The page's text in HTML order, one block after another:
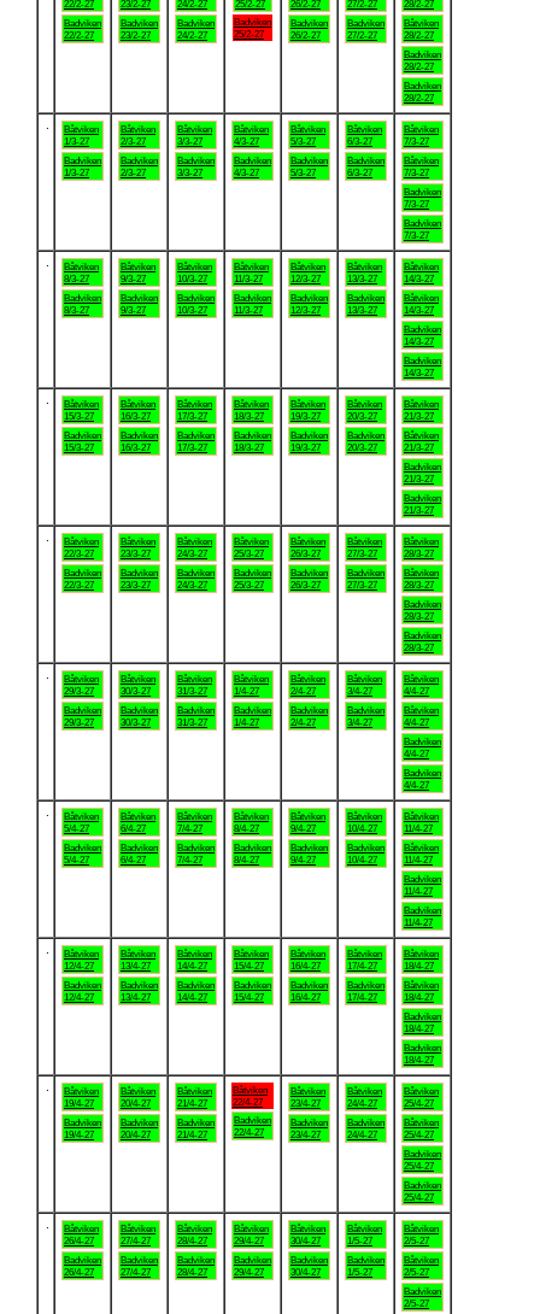
22/2-27
Badviken
22/2-27
23/2-27
Badviken
23/2-27
24/2-27
Badviken
24/2-27
25/2-27
Badviken
25/2-27
26/2-27
Badviken
26/2-27
27/2-27
Badviken
27/2-27
28/2-27
Båtviken
28/2-27
Badviken
28/2-27
Badviken
28/2-27
Båtviken
1/3-27
Badviken
1/3-27
Båtviken
2/3-27
Badviken
2/3-27
Båtviken
3/3-27
Badviken
3/3-27
Båtviken
4/3-27
Badviken
4/3-27
Båtviken
5/3-27
Badviken
5/3-27
Båtviken
6/3-27
Badviken
6/3-27
Båtviken
7/3-27
Båtviken
7/3-27
Badviken
7/3-27
Badviken
7/3-27
Båtviken
8/3-27
Badviken
8/3-27
Båtviken
9/3-27
Badviken
9/3-27
Båtviken
10/3-27
Badviken
10/3-27
Båtviken
11/3-27
Badviken
11/3-27
Båtviken
12/3-27
Badviken
12/3-27
Båtviken
13/3-27
Badviken
13/3-27
Båtviken
14/3-27
Båtviken
14/3-27
Badviken
14/3-27
Badviken
14/3-27
Båtviken
15/3-27
Badviken
15/3-27
Båtviken
16/3-27
Badviken
16/3-27
Båtviken
17/3-27
Badviken
17/3-27
Båtviken
18/3-27
Badviken
18/3-27
Båtviken
19/3-27
Badviken
19/3-27
Båtviken
20/3-27
Badviken
20/3-27
Båtviken
21/3-27
Båtviken
21/3-27
Badviken
21/3-27
Badviken
21/3-27
Båtviken
22/3-27
Badviken
22/3-27
Båtviken
23/3-27
Badviken
23/3-27
Båtviken
24/3-27
Badviken
24/3-27
Båtviken
25/3-27
Badviken
25/3-27
Båtviken
26/3-27
Badviken
26/3-27
Båtviken
27/3-27
Badviken
27/3-27
Båtviken
28/3-27
Båtviken
28/3-27
Badviken
28/3-27
Badviken
28/3-27
Båtviken
29/3-27
Badviken
29/3-27
Båtviken
30/3-27
Badviken
30/3-27
Båtviken
31/3-27
Badviken
31/3-27
Båtviken
1/4-27
Badviken
1/4-27
Båtviken
2/4-27
Badviken
2/4-27
Båtviken
3/4-27
Badviken
3/4-27
Båtviken
4/4-27
Båtviken
4/4-27
Badviken
4/4-27
Badviken
4/4-27
Båtviken
5/4-27
Badviken
5/4-27
Båtviken
6/4-27
Badviken
6/4-27
Båtviken
7/4-27
Badviken
7/4-27
Båtviken
8/4-27
Badviken
8/4-27
Båtviken
9/4-27
Badviken
9/4-27
Båtviken
10/4-27
Badviken
10/4-27
Båtviken
11/4-27
Båtviken
11/4-27
Badviken
11/4-27
Badviken
11/4-27
Båtviken
12/4-27
Badviken
12/4-27
Båtviken
13/4-27
Badviken
13/4-27
Båtviken
14/4-27
Badviken
14/4-27
Båtviken
15/4-27
Badviken
15/4-27
Båtviken
16/4-27
Badviken
16/4-27
Båtviken
17/4-27
Badviken
17/4-27
Båtviken
18/4-27
Båtviken
18/4-27
Badviken
18/4-27
Badviken
18/4-27
Båtviken
19/4-27
Badviken
19/4-27
Båtviken
20/4-27
Badviken
20/4-27
Båtviken
21/4-27
Badviken
21/4-27
Båtviken
22/4-27
Badviken
22/4-27
Båtviken
23/4-27
Badviken
23/4-27
Båtviken
24/4-27
Badviken
24/4-27
Båtviken
25/4-27
Båtviken
25/4-27
Badviken
25/4-27
Badviken
25/4-27
Båtviken
26/4-27
Badviken
26/4-27
Båtviken
27/4-27
Badviken
27/4-27
Båtviken
28/4-27
Badviken
28/4-27
Båtviken
29/4-27
Badviken
29/4-27
Båtviken
30/4-27
Badviken
30/4-27
Båtviken
1/5-27
Badviken
1/5-27
Båtviken
2/5-27
Båtviken
2/5-27
Badviken
2/5-27